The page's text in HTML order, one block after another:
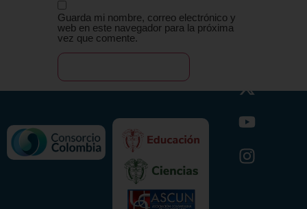
Guarda mi nombre, correo electrónico y
web en este navegador para la próxima
vez que comente.